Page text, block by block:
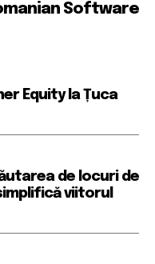
Software
Equity la Țuca
de locuri de
viitorul